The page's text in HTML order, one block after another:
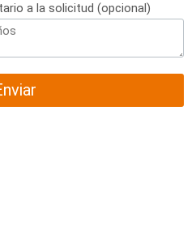
a la solicitud (opcional)